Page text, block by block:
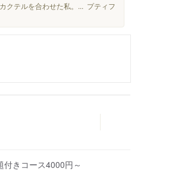
クテルを合わせた私。... プティフ
付きコース4000円～